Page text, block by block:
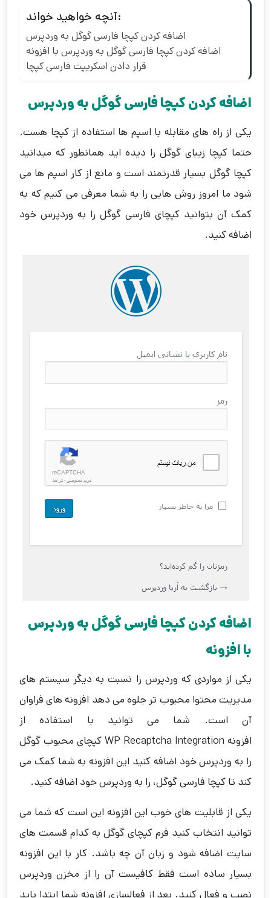
آنچه خواهید خواند:
اضافه کردن کپچا فارسی گوگل به وردپرس
اضافه کردن کپچا فارسی گوگل به وردپرس با افزونه
قرار دادن اسکریپت فارسی کپچا
اضافه کردن کپچا فارسی گوگل به وردپرس
یکی از راه های مقابله با اسپم ها استفاده از کپچا هست.
حتما کپچا زیبای گوگل را دیده اید همانطور که میدانید
کپچا گوگل بسیار قدرتمند است و مانع از کار اسپم ها می
شود ما امروز روش هایی را به شما معرفی می کنیم که به
کمک آن بتوانید کپچای فارسی گوگل را به وردپرس خود
اضافه کنید.
اضافه کردن کپچا فارسی گوگل به وردپرس
با افزونه
یکی از مواردی که وردپرس را نسبت به دیگر سیستم های
مدیریت محتوا محبوب تر جلوه می دهد افزونه های فراوان
آن است. شما می توانید با استفاده از
افزونه WP Recaptcha Integration کپچای محبوب گوگل
را به وردپرس خود اضافه کنید این افزونه به شما کمک می
کند تا کپچا فارسی گوگل، را به وردپرس خود اضافه کنید.
یکی از قابلیت های خوب این افزونه این است که شما می
توانید انتخاب کنید فرم کپچای گوگل به کدام قسمت های
سایت اضافه شود و زبان آن چه باشد. کار با این افزونه
بسیار ساده است فقط کافیست آن را از مخزن وردپرس
نصب و فعال کنید. بعد از فعالسازی افزونه شما ابتدا باید